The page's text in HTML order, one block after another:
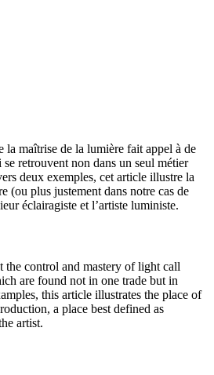
la maîtrise de la lumière fait appel à de
retrouvent non dans un seul métier
deux exemples, cet article illustre la
(ou plus justement dans notre cas de
éclairagiste et l’artiste luministe.
the control and mastery of light call
are found not in one trade but in
this article illustrates the place of
a place best defined as
artist.